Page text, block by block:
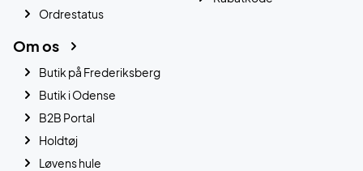
Ordrestatus
Om os
Butik på Frederiksberg
Butik i Odense
B2B Portal
Holdtøj
Løvens hule